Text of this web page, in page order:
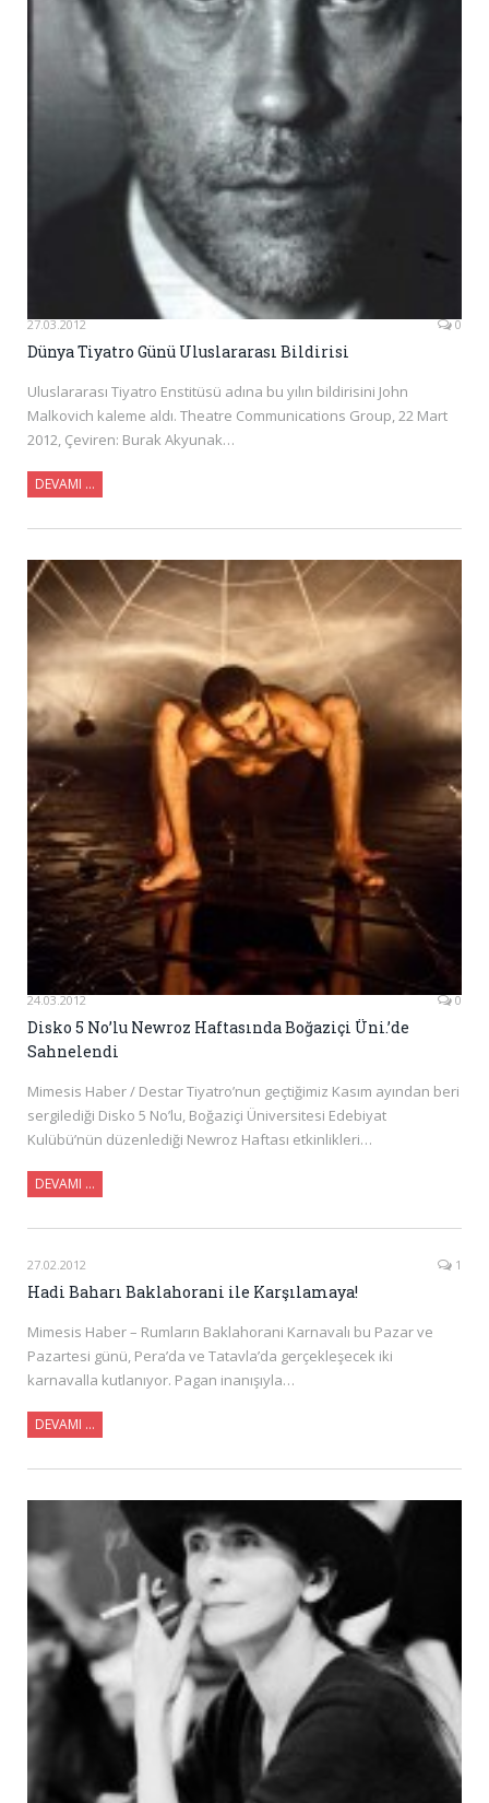
27.03.2012 0
Dünya Tiyatro Günü Uluslararası Bildirisi
Uluslararası Tiyatro Enstitüsü adına bu yılın bildirisini John
Malkovich kaleme aldı. Theatre Communications Group, 22 Mart
2012, Çeviren: Burak Akyunak…
DEVAMI …
24.03.2012 0
Disko 5 No’lu Newroz Haftasında Boğaziçi Üni.’de
Sahnelendi
Mimesis Haber / Destar Tiyatro’nun geçtiğimiz Kasım ayından beri
sergilediği Disko 5 No’lu, Boğaziçi Üniversitesi Edebiyat
Kulübü’nün düzenlediği Newroz Haftası etkinlikleri…
DEVAMI …
27.02.2012 1
Hadi Baharı Baklahorani ile Karşılamaya!
Mimesis Haber – Rumların Baklahorani Karnavalı bu Pazar ve
Pazartesi günü, Pera’da ve Tatavla’da gerçekleşecek iki
karnavalla kutlanıyor. Pagan inanışıyla…
DEVAMI …